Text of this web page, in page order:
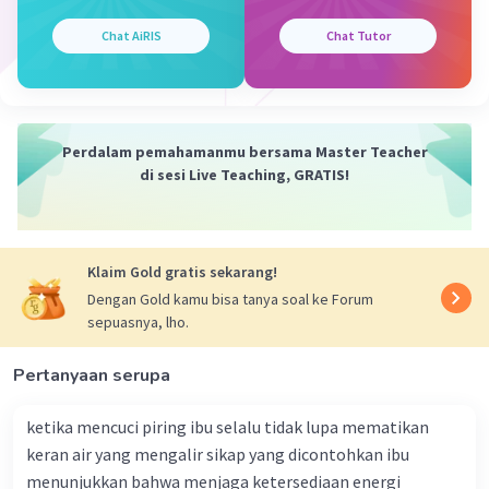
Sedangkan jawaban (b), (c), dan (d) tidak tepat karena
tidak ada hubungannya dengan menyalakan kompor.
(c) Matahari dapat menjadi sumber energi untuk
kompor, tetapi tidak secara langsung. Matahari dapat
Berikut adalah penjelasan singkat tentang perubahan
energi kimia menjadi energi panas pada kompor:
Energi kimia dari bahan bakar diubah menjadi energi
Energi panas ini kemudian digunakan untuk memasak
makanan.
Chat AiRIS Chat Tutor
Perdalam pemahamanmu bersama Master Teacher
di sesi Live Teaching, GRATIS!
Klaim Gold gratis sekarang!
Dengan Gold kamu bisa tanya soal ke Forum
sepuasnya, lho.
Pertanyaan serupa
ketika mencuci piring ibu selalu tidak lupa mematikan
keran air yang mengalir sikap yang dicontohkan ibu
menunjukkan bahwa menjaga ketersediaan energi